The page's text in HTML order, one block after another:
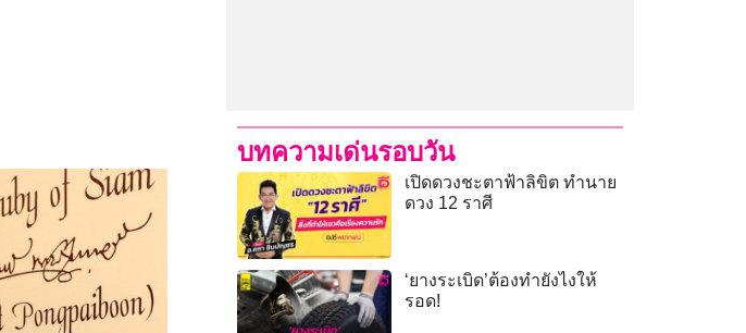
บทความเด่นรอบวัน
เปิดดวงชะตาฟ้าลิขิต ทำนาย
ดวง 12 ราศี
‘ยางระเบิด’ต้องทำยังไงให้
รอด!